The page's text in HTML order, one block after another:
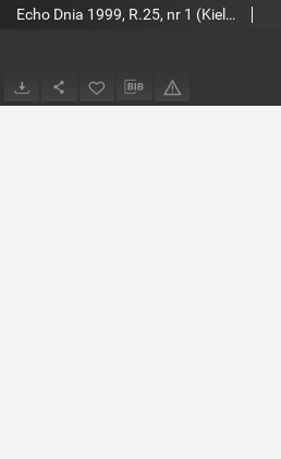
Echo Dnia 1999, R.25, nr 1 (Kieleckie)